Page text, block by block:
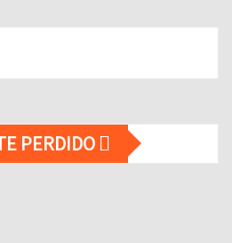
PERDIDO